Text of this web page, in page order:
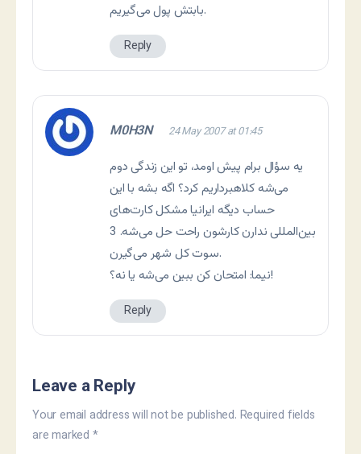
بابتش پول می‌گیریم.
Reply
M0H3N 24 May 2007 at 01:45
یه سؤال برام پیش اومد، تو این زندگی دوم
می‌شه کلاهبرداریم کرد؟ اگه بشه با این
حساب دیگه ایرانیا مشکل کارت‌های
بین‌المللی ندارن کارشون راحت حل می‌شه. 3
سوت کل شهر می‌گیرن.
نیما: امتحان کن ببین می‌شه یا نه؟!
Reply
Leave a Reply
Your email address will not be published. Required fields
are marked *